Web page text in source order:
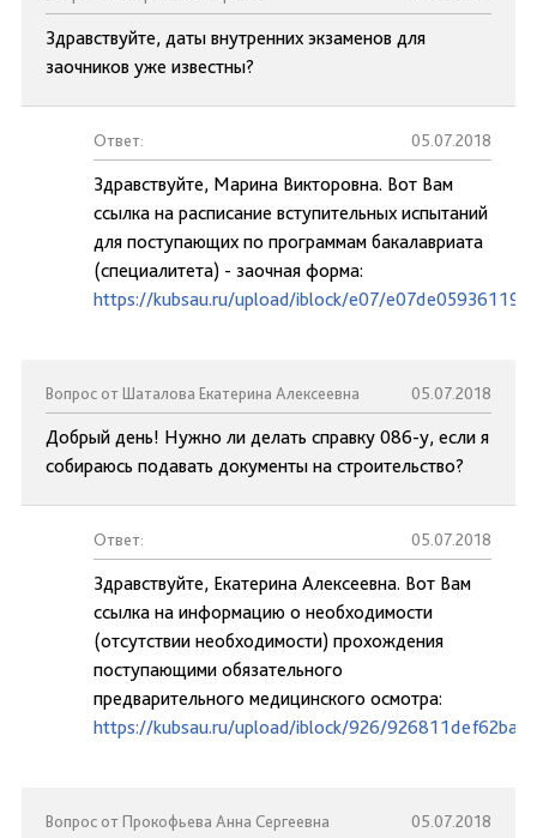
Здравствуйте, даты внутренних экзаменов для
заочников уже известны?
Ответ: 05.07.2018
Здравствуйте, Марина Викторовна. Вот Вам
ссылка на расписание вступительных испытаний
для поступающих по программам бакалавриата
(специалитета) - заочная форма:
https://kubsau.ru/upload/iblock/e07/
Вопрос от Шаталова Екатерина Алексеевна 05.07.2018
Добрый день! Нужно ли делать справку 086-у, если я
собираюсь подавать документы на строительство?
Ответ: 05.07.2018
Здравствуйте, Екатерина Алексеевна. Вот Вам
ссылка на информацию о необходимости
(отсутствии необходимости) прохождения
поступающими обязательного
предварительного медицинского осмотра:
https://kubsau.ru/upload/iblock/926/
Вопрос от Прокофьева Анна Сергеевна 05.07.2018